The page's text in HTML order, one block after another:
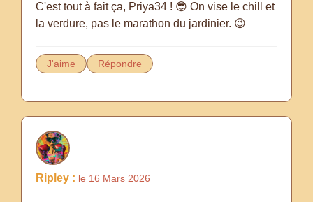
C'est tout à fait ça, Priya34 ! 😎 On vise le chill et
la verdure, pas le marathon du jardinier. 😉
J'aime Répondre
Ripley : le 16 Mars 2026